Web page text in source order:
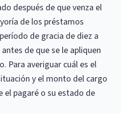
después de que venza el
de los préstamos
de gracia de diez a
de que se le apliquen
Para averiguar cuál es el
y el monto del cargo
el pagaré o su estado de